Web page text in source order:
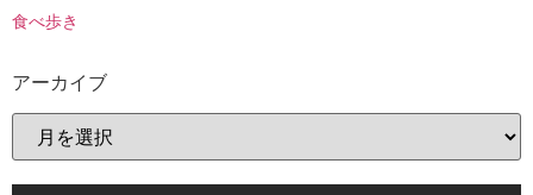
食べ歩き
アーカイブ